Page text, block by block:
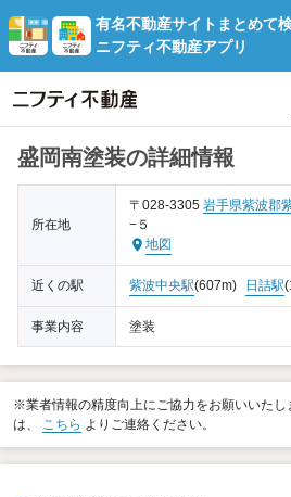
有名不動産サイトまとめて
ニフティ不動産アプリ
盛岡南塗装の詳細情報
所在地
〒028-3305 岩手県紫波郡
−５
地図
近くの駅 紫波中央駅(607m) 日詰駅
事業内容 塗装
※業者情報の精度向上にご協力をお願いいた
は、 こちら よりご連絡ください。